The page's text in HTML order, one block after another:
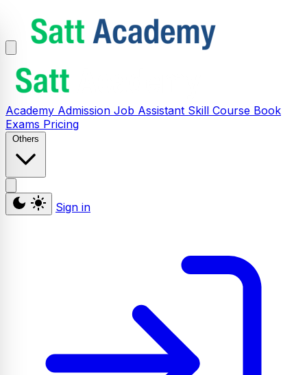
Academy Admission Job Assistant Skill Course Book
Exams Pricing
Others
Sign in